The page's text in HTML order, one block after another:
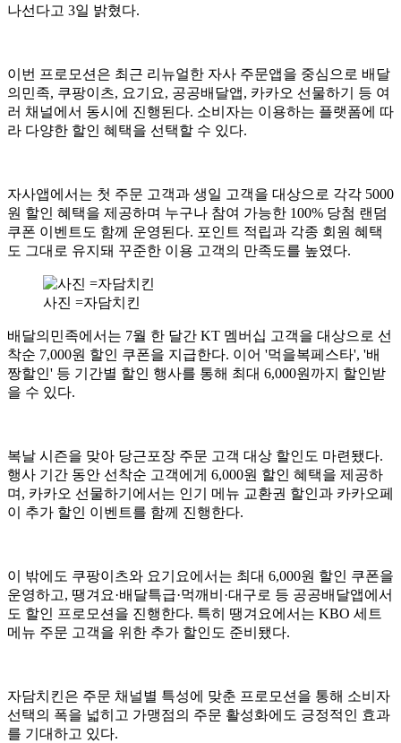
나선다고 3일 밝혔다.
이번 프로모션은 최근 리뉴얼한 자사 주문앱을 중심으로 배달
의민족, 쿠팡이츠, 요기요, 공공배달앱, 카카오 선물하기 등 여
러 채널에서 동시에 진행된다. 소비자는 이용하는 플랫폼에 따
라 다양한 할인 혜택을 선택할 수 있다.
자사앱에서는 첫 주문 고객과 생일 고객을 대상으로 각각 5000
원 할인 혜택을 제공하며 누구나 참여 가능한 100% 당첨 랜덤
쿠폰 이벤트도 함께 운영된다. 포인트 적립과 각종 회원 혜택
도 그대로 유지돼 꾸준한 이용 고객의 만족도를 높였다.
사진 =자담치킨
배달의민족에서는 7월 한 달간 KT 멤버십 고객을 대상으로 선
착순 7,000원 할인 쿠폰을 지급한다. 이어 '먹을복페스타', '배
짱할인' 등 기간별 할인 행사를 통해 최대 6,000원까지 할인받
을 수 있다.
복날 시즌을 맞아 당근포장 주문 고객 대상 할인도 마련됐다.
행사 기간 동안 선착순 고객에게 6,000원 할인 혜택을 제공하
며, 카카오 선물하기에서는 인기 메뉴 교환권 할인과 카카오페
이 추가 할인 이벤트를 함께 진행한다.
이 밖에도 쿠팡이츠와 요기요에서는 최대 6,000원 할인 쿠폰을
운영하고, 땡겨요·배달특급·먹깨비·대구로 등 공공배달앱에서
도 할인 프로모션을 진행한다. 특히 땡겨요에서는 KBO 세트
메뉴 주문 고객을 위한 추가 할인도 준비됐다.
자담치킨은 주문 채널별 특성에 맞춘 프로모션을 통해 소비자
선택의 폭을 넓히고 가맹점의 주문 활성화에도 긍정적인 효과
를 기대하고 있다.